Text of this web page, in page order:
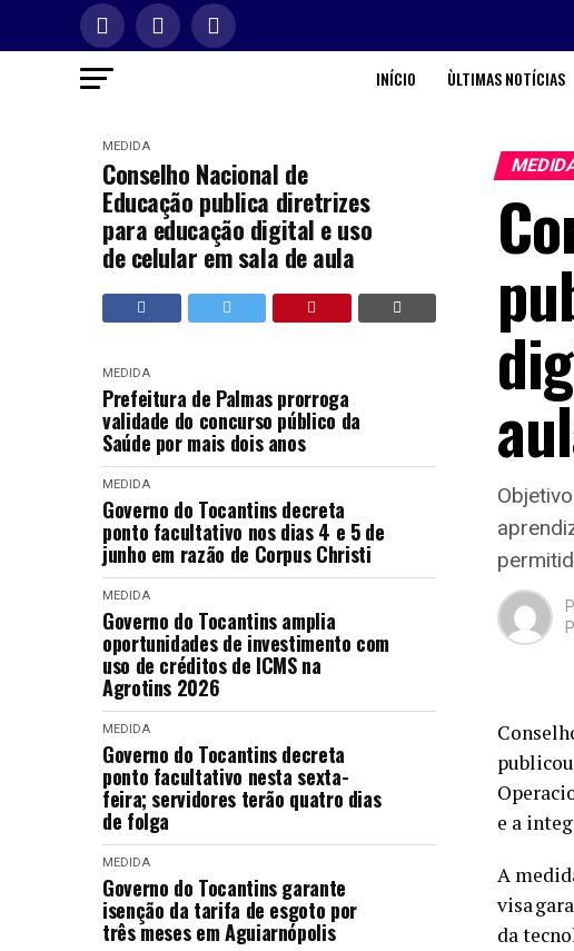
INÍCIO ÙLTIMAS NOTÍCIAS
MEDIDA
Conselho Nacional de
Educação publica diretrizes
para educação digital e uso
de celular em sala de aula
MEDIDA
Prefeitura de Palmas prorroga
validade do concurso público da
Saúde por mais dois anos
MEDIDA
Governo do Tocantins decreta
ponto facultativo nos dias 4 e 5 de
junho em razão de Corpus Christi
MEDIDA
Governo do Tocantins amplia
oportunidades de investimento com
uso de créditos de ICMS na
Agrotins 2026
MEDIDA
Governo do Tocantins decreta
ponto facultativo nesta sexta-
feira; servidores terão quatro dias
de folga
MEDIDA
Governo do Tocantins garante
isenção da tarifa de esgoto por
três meses em Aguiarnópolis
e a
A
visa
da